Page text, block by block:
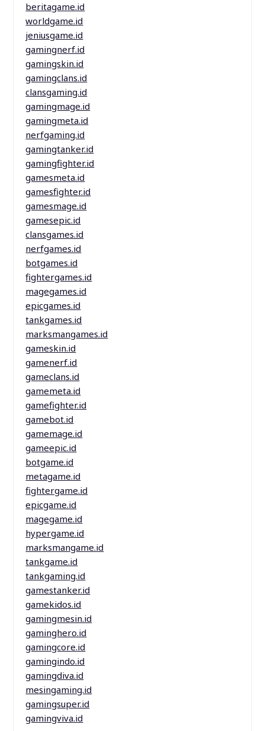
beritagame.id
worldgame.id
jeniusgame.id
gamingnerf.id
gamingskin.id
gamingclans.id
clansgaming.id
gamingmage.id
gamingmeta.id
nerfgaming.id
gamingtanker.id
gamingfighter.id
gamesmeta.id
gamesfighter.id
gamesmage.id
gamesepic.id
clansgames.id
nerfgames.id
botgames.id
fightergames.id
magegames.id
epicgames.id
tankgames.id
marksmangames.id
gameskin.id
gamenerf.id
gameclans.id
gamemeta.id
gamefighter.id
gamebot.id
gamemage.id
gameepic.id
botgame.id
metagame.id
fightergame.id
epicgame.id
magegame.id
hypergame.id
marksmangame.id
tankgame.id
tankgaming.id
gamestanker.id
gamekidos.id
gamingmesin.id
gaminghero.id
gamingcore.id
gamingindo.id
gamingdiva.id
mesingaming.id
gamingsuper.id
gamingviva.id